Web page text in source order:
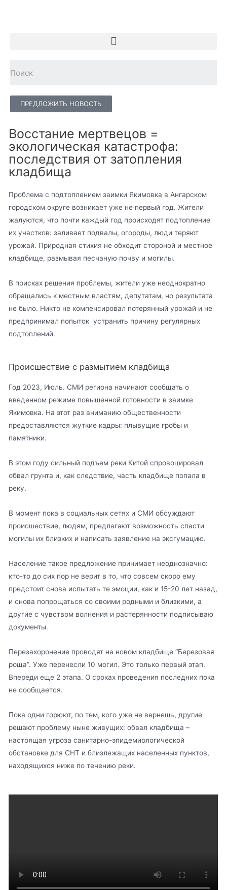
ПРЕДЛОЖИТЬ НОВОСТЬ
Восстание мертвецов =
экологическая катастрофа:
последствия от затопления
кладбища
Проблема с подтоплением заимки Якимовка в Ангарском
городском округе возникает уже не первый год. Жители
жалуются, что почти каждый год происходят подтопление
их участков: заливает подвалы, огороды, люди теряют
урожай. Природная стихия не обходит стороной и местное
кладбище, размывая песчаную почву и могилы.
В поисках решения проблемы, жители уже неоднократно
обращались к местным властям, депутатам, но результата
не было. Никто не компенсировал потерянный урожай и не
предпринимал попыток устранить причину регулярных
подтоплений.
Происшествие с размытием кладбища
Год 2023, Июль. СМИ региона начинают сообщать о
введенном режиме повышенной готовности в заимке
Якимовка. На этот раз вниманию общественности
предоставляются жуткие кадры: плывущие гробы и
памятники.
В этом году сильный подъем реки Китой спровоцировал
обвал грунта и, как следствие, часть кладбище попала в
реку.
В момент пока в социальных сетях и СМИ обсуждают
происшествие, людям, предлагают возможность спасти
могилы их близких и написать заявление на эксгумацию.
Население такое предложение принимает неоднозначно:
кто-то до сих пор не верит в то, что совсем скоро ему
предстоит снова испытать те эмоции, как и 15-20 лет назад,
и снова попрощаться со своими родными и близкими, а
другие с чувством волнения и растерянности подписываю
документы.
Перезахоронение проводят на новом кладбище “Березовая
роща”. Уже перенесли 10 могил. Это только первый этап.
Впереди еще 2 этапа. О сроках проведения последних пока
не сообщается.
Пока одни горюют, по тем, кого уже не вернешь, другие
решают проблему ныне живущих: обвал кладбища –
настоящая угроза санитарно-эпидемиологической
обстановке для СНТ и близлежащих населенных пунктов,
находящихся ниже по течению реки.